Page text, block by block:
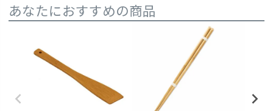
あなたにおすすめの商品